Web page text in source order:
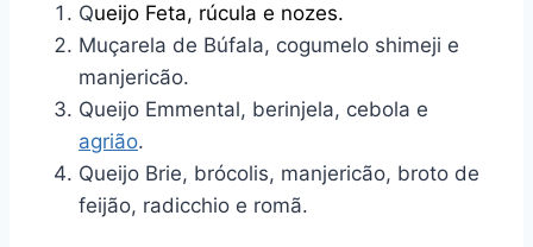
Queijo Feta, rúcula e nozes.
Muçarela de Búfala, cogumelo shimeji e
manjericão.
Queijo Emmental, berinjela, cebola e
agrião.
Queijo Brie, brócolis, manjericão, broto de
feijão, radicchio e romã.